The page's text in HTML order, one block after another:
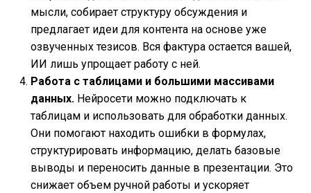
мысли, собирает структуру обсуждения и
предлагает идеи для контента на основе уже
озвученных тезисов. Вся фактура остается вашей,
ИИ лишь упрощает работу с ней.
Работа с таблицами и большими массивами
данных. Нейросети можно подключать к
таблицам и использовать для обработки данных.
Они помогают находить ошибки в формулах,
структурировать информацию, делать базовые
выводы и переносить данные в презентации. Это
снижает объем ручной работы и ускоряет